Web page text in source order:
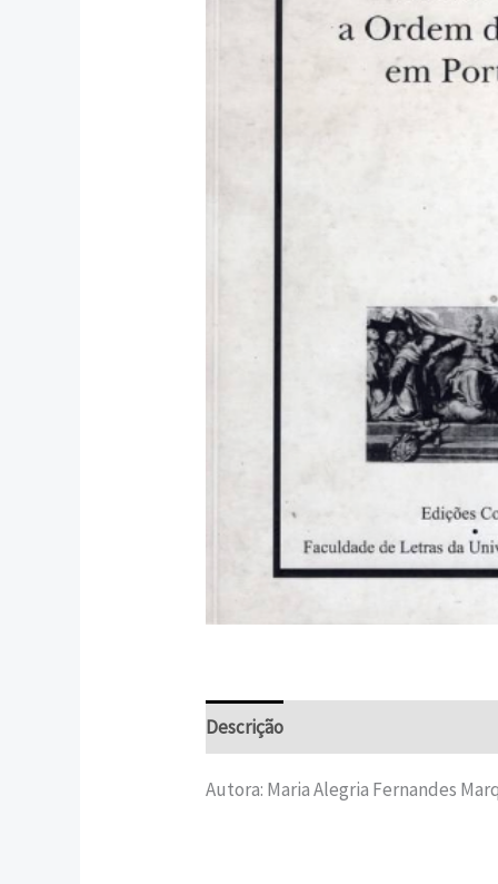
Descrição
Autora: Maria Alegria Fernandes